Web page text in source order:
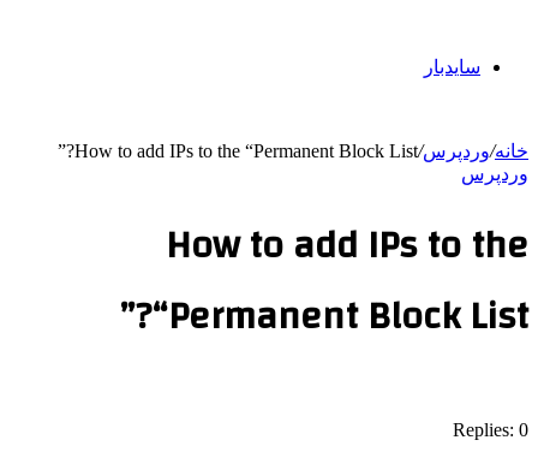
سایدبار
خانه/وردپرس/
How to add IPs to the “Permanent Block List?”
وردپرس
How to add IPs to the
“Permanent Block List?”
Replies: 0